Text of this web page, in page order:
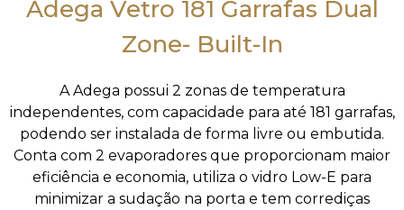
Adega Vetro 181 Garrafas Dual
Zone- Built-In
A Adega possui 2 zonas de temperatura
independentes, com capacidade para até 181 garrafas,
podendo ser instalada de forma livre ou embutida.
Conta com 2 evaporadores que proporcionam maior
eficiência e economia, utiliza o vidro Low-E para
minimizar a sudação na porta e tem corrediças